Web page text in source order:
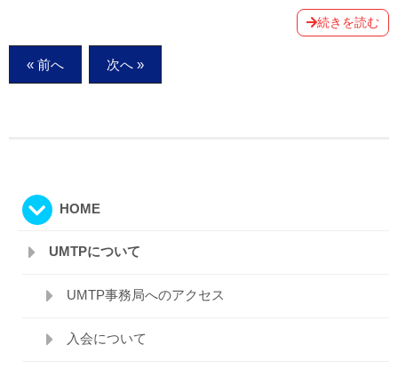
続きを読む
ー
« 前へ 次へ »
HOME
UMTPについて
UMTP事務局へのアクセス
入会について